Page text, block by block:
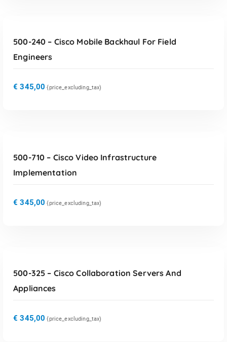
500-240 – Cisco Mobile Backhaul For Field
Engineers
€ 345,00 {price_excluding_tax)
500-710 – Cisco Video Infrastructure
Implementation
€ 345,00 {price_excluding_tax)
500-325 – Cisco Collaboration Servers And
Appliances
€ 345,00 {price_excluding_tax)